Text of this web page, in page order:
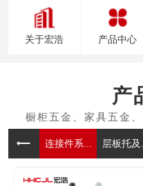
关于宏浩 产品中心
产
连接件系... 层板托及